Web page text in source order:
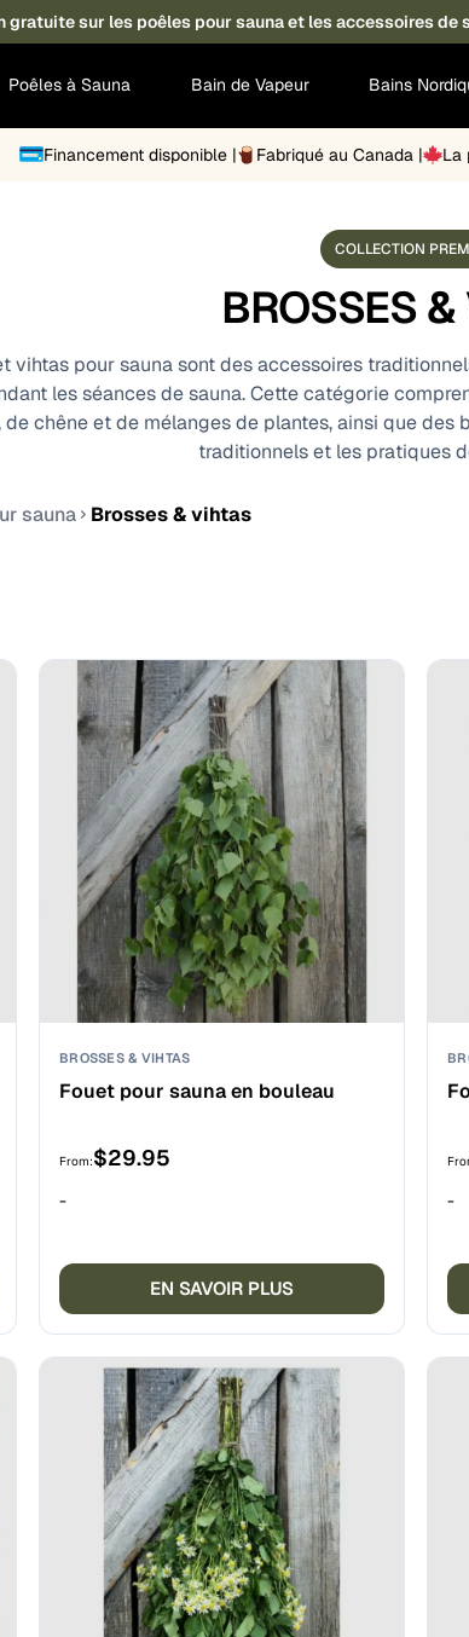
gratuite sur les poêles pour sauna et les accessoires de
Poêles à Sauna Bain de Vapeur Bains
Financement disponible | Fabriqué au Canada | La
COLLECTION
BROSSES &
vihtas pour sauna sont des accessoires
les séances de sauna. Cette catégorie
de chêne et de mélanges de plantes, ainsi que
traditionnels et les pratiques
sauna Brosses & vihtas
BROSSES & VIHTAS
Fouet pour sauna en bouleau
From:$29.95
-
EN SAVOIR PLUS
-